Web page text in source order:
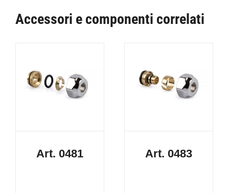
Accessori e componenti correlati
Art. 0481 Art. 0483